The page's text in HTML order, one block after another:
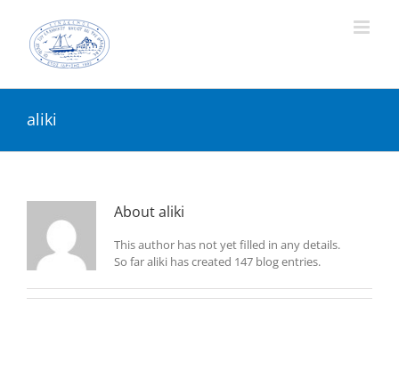
content
aliki
Aboutaliki
This author has not yet filled in any details.
So far aliki has created 147 blog entries.